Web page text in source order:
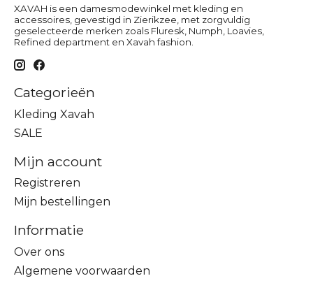
XAVAH is een damesmodewinkel met kleding en
accessoires, gevestigd in Zierikzee, met zorgvuldig
geselecteerde merken zoals Fluresk, Numph, Loavies,
Refined department en Xavah fashion.
Categorieën
Kleding Xavah
SALE
Mijn account
Registreren
Mijn bestellingen
Informatie
Over ons
Algemene voorwaarden